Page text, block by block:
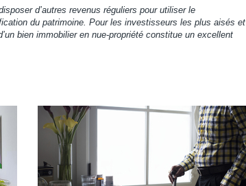
d’autres revenus réguliers pour utiliser le
du patrimoine. Pour les investisseurs les plus aisés et
bien immobilier en nue-propriété constitue un excellent